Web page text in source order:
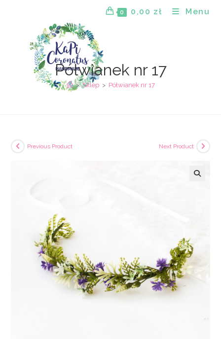
0 0,00 zł Menu
Półwianek nr 17
> Sklep > Półwianek nr 17
Previous Product Next Product